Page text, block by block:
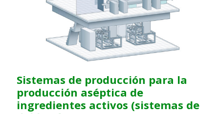
Sistemas de producción para la
producción aséptica de
ingredientes activos (sistemas de